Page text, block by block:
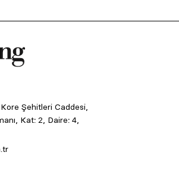
Şehitleri Caddesi,
Kat: 2, Daire: 4,